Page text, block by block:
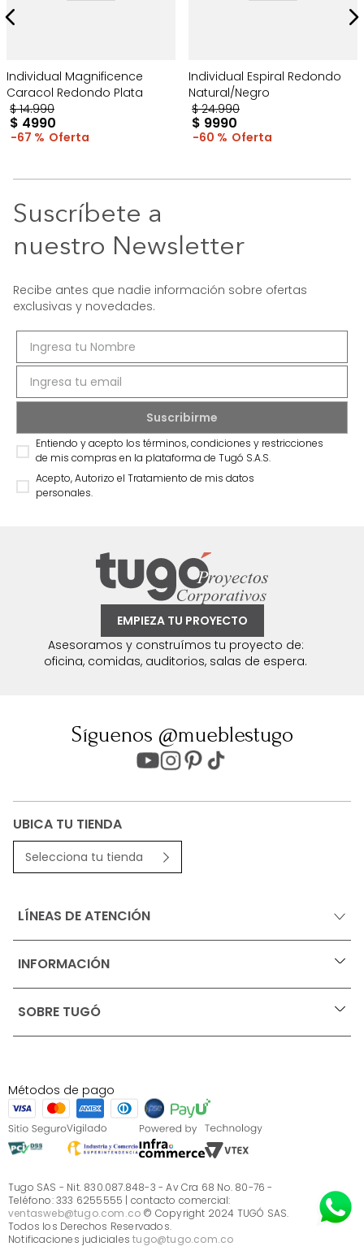
Individual Magnificence
Caracol Redondo Plata
$ 14.990
$ 4990
67 %
Individual Espiral Redondo
Natural/Negro
$ 24.990
$ 9990
60 %
Suscríbete a
nuestro Newsletter
Recibe antes que nadie información sobre ofertas
exclusivas y novedades.
Entiendo y acepto los términos, condiciones y restricciones
de mis compras en la plataforma de Tugó S.A.S.
Acepto, Autorizo el Tratamiento de mis datos
personales.
EMPIEZA TU PROYECTO
Asesoramos y construímos tu proyecto de:
oficina, comidas, auditorios, salas de espera.
Síguenos @mueblestugo
UBICA TU TIENDA
Selecciona tu tienda
LÍNEAS DE ATENCIÓN
INFORMACIÓN +
Ofertas vigentes
Términos, condiciones y restricciones para productos
S.A.S
Términos, condiciones y restricciones Tugó S.A.S
Instructivo cuidado de muebles
Sé parte de Tugó
¿Quiénes somos?
Servicio al cliente
SOBRE TUGÓ +
¿Quieres vender en Tugó?
Métodos de pago
Tugo SAS - Nit. 830.087.848-3 - Av Cra 68 No. 80-76 -
Teléfono: 333 6255555 | contacto comercial:
ventasweb@tugo.com.co © Copyright 2024 TUGÓ SAS.
Todos los Derechos Reservados.
Notificaciones judicialestugo@tugo.com.co